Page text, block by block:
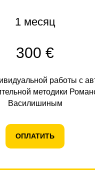
1 месяц
300 €
работы с
методики
Василишиным
ОПЛАТИТЬ